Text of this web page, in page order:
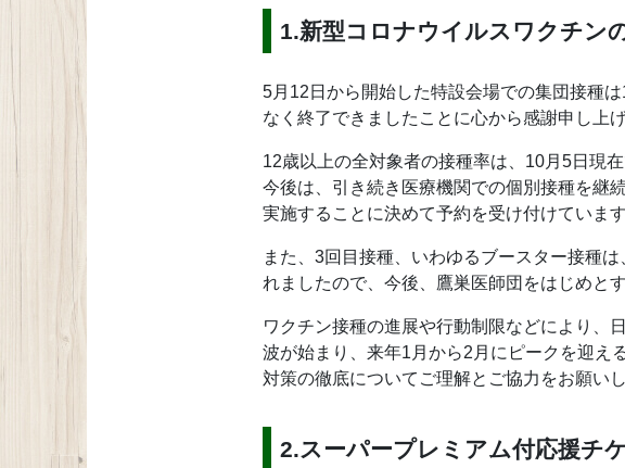
1.新型コロナウイルスワクチン
5月12日から開始した特設会場での集団接種
なく終了できましたことに心から感謝申し上
12歳以上の全対象者の接種率は、10月5日現
今後は、引き続き医療機関での個別接種を継
実施することに決めて予約を受け付けていま
また、3回目接種、いわゆるブースター接種
れましたので、今後、鷹巣医師団をはじめと
ワクチン接種の進展や行動制限などにより、
波が始まり、来年1月から2月にピークを迎え
対策の徹底についてご理解とご協力をお願いし
2.スーパープレミアム付応援チ